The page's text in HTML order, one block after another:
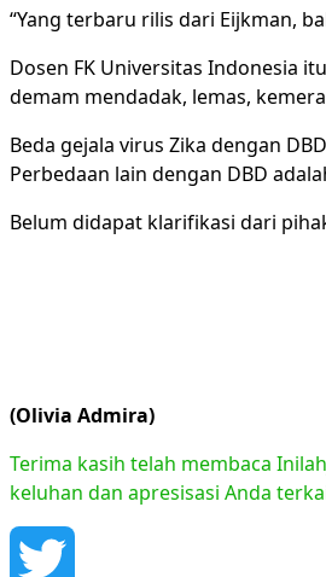
“Yang terbaru rilis dari Eijkman,
Dosen FK Universitas Indonesia
demam mendadak, lemas,
Beda gejala virus Zika dengan
Perbedaan lain dengan DBD
Belum didapat klarifikasi dari
(Olivia Admira)
Terima kasih telah membaca
keluhan dan apresisasi Anda